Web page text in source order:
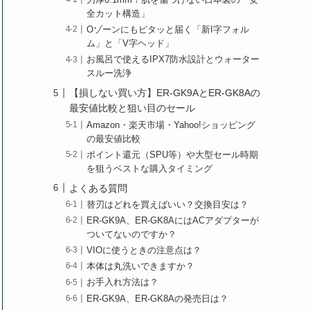
全カット構造」
Oゾーンにもピタッと届く「新I字フォル
ム」と「V字ヘッド」
お風呂で使えるIPX7防水設計とウォーター
スルー洗浄
【損しない買い方】ER-GK9AとER-GK8Aの
最安値比較と狙い目のセール
Amazon・楽天市場・Yahoo!ショッピング
の最安値比較
ポイント還元（SPU等）や大型セール時期
を狙うベストな購入タイミング
よくある質問
替刃はどれを買えばいい？交換目安は？
ER-GK9A、ER-GK8AにはACアダプターが
ついてないのですか？
VIOに使うときの注意点は？
本体は丸洗いできますか？
お手入れ方法は？
ER-GK9A、ER-GK8Aの発売日は？